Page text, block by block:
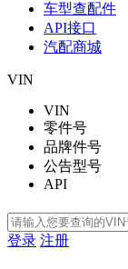
车型查配件
API接口
汽配商城
VIN
VIN
零件号
品牌件号
公告型号
API
登录 注册